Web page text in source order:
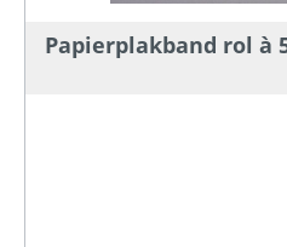
Papierplakband rol à